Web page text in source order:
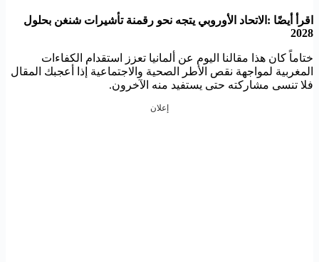
اقرأ أيضًا : الاتحاد الأوروبي يتجه نحو رقمنة تأشيرات شنغن بحلول
2028
ختاماً كان هذا مقالنا اليوم عن ألمانيا تعزز استقدام الكفاءات
المغربية لمواجهة نقص الأطر الصحية والاجتماعية إذا أعجبك المقال
فلا تنسى مشاركته حتى يستفيد منه الآخرون.
إعلان